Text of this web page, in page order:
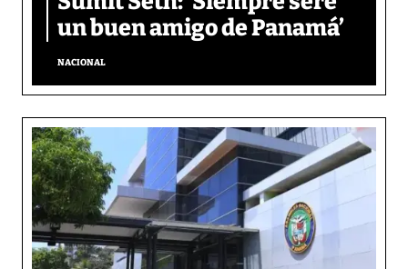
un buen amigo de Panamá’
NACIONAL